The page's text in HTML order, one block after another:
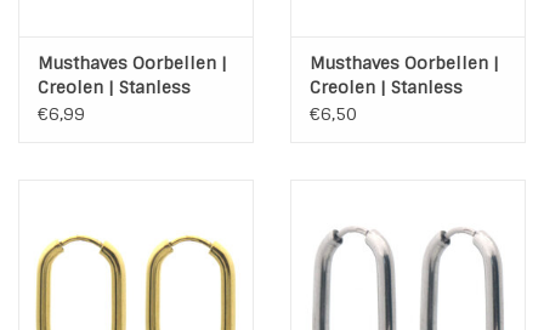
Musthaves Oorbellen |
Creolen | Stanless
Steel | Goud | 20mm
€6,99
Musthaves Oorbellen |
Creolen | Stanless
Steel | Zilver | 20mm
€6,50